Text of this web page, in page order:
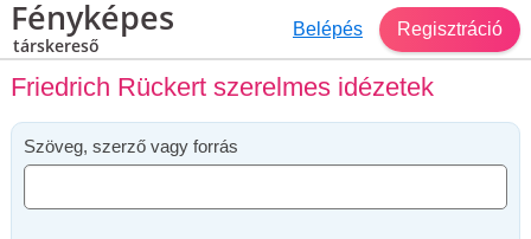
Fényképes
társkereső
Belépés Regisztráció
Friedrich Rückert szerelmes idézetek
Szöveg, szerző vagy forrás